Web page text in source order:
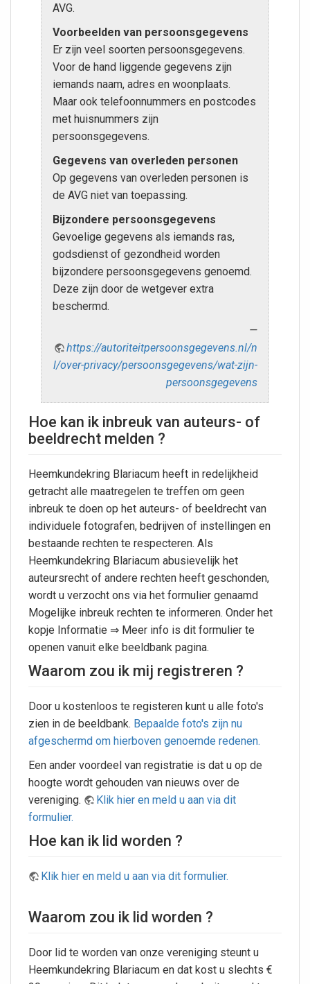
AVG.
Voorbeelden van persoonsgegevens
Er zijn veel soorten persoonsgegevens.
Voor de hand liggende gegevens zijn
iemands naam, adres en woonplaats.
Maar ook telefoonnummers en postcodes
met huisnummers zijn
persoonsgegevens.
Gegevens van overleden personen
Op gegevens van overleden personen is
de AVG niet van toepassing.
Bijzondere persoonsgegevens
Gevoelige gegevens als iemands ras,
godsdienst of gezondheid worden
bijzondere persoonsgegevens genoemd.
Deze zijn door de wetgever extra
beschermd.
https://autoriteitpersoonsgegevens.nl/n
l/over-privacy/persoonsgegevens/wat-zijn-
persoonsgegevens
Hoe kan ik inbreuk van auteurs- of
beeldrecht melden ?
Heemkundekring Blariacum heeft in redelijkheid
getracht alle maatregelen te treffen om geen
inbreuk te doen op het auteurs- of beeldrecht van
individuele fotografen, bedrijven of instellingen en
bestaande rechten te respecteren. Als
Heemkundekring Blariacum abusievelijk het
auteursrecht of andere rechten heeft geschonden,
wordt u verzocht ons via het formulier genaamd
Mogelijke inbreuk rechten te informeren. Onder het
kopje Informatie ⇒ Meer info is dit formulier te
openen vanuit elke beeldbank pagina.
Waarom zou ik mij registreren ?
Door u kostenloos te registeren kunt u alle foto's
zien in de beeldbank. Bepaalde foto's zijn nu
afgeschermd om hierboven genoemde redenen.
Een ander voordeel van registratie is dat u op de
hoogte wordt gehouden van nieuws over de
vereniging.
Klik hier en meld u aan via dit
formulier.
Hoe kan ik lid worden ?
Klik hier en meld u aan via dit formulier.
Waarom zou ik lid worden ?
Door lid te worden van onze vereniging steunt u
Heemkundekring Blariacum en dat kost u slechts €